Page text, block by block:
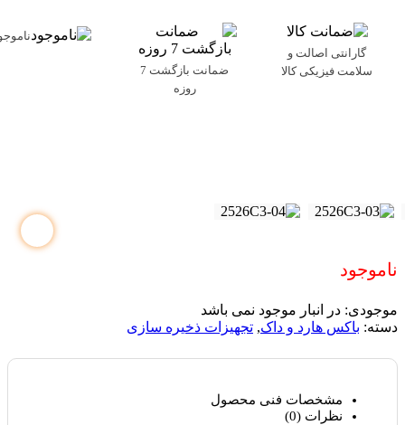
گارانتی اصالت و
سلامت فیزیکی کالا
ضمانت بازگشت 7
روزه
ناموجود
موجودی: در انبار موجود نمی باشد
دسته: باکس هارد و داک, تجهیزات ذخیره سازی
مشخصات فنی محصول
نظرات (0)